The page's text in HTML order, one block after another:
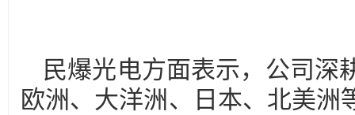
民爆光电方面表示，公司深
欧洲、大洋洲、日本、北美洲